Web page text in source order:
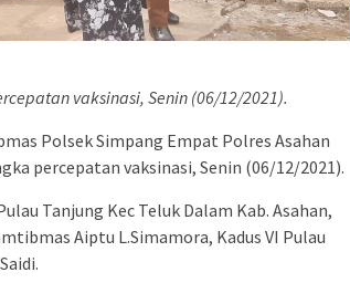
vaksinasi, Senin (06/12/2021).
Polsek Simpang Empat Polres Asahan
percepatan vaksinasi, Senin (06/12/2021).
Tanjung Kec Teluk Dalam Kab. Asahan,
Aiptu L.Simamora, Kadus VI Pulau